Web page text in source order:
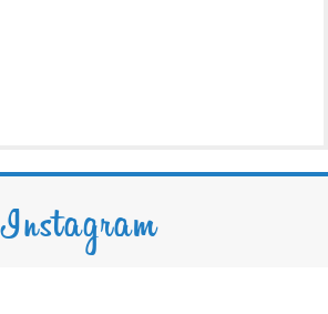
Instagram